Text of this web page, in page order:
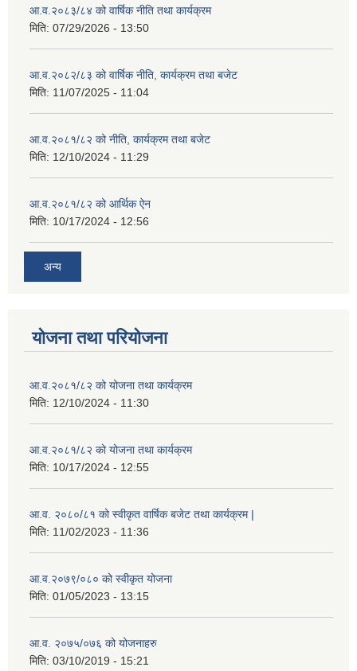
आ.व.२०८३/८४ को वार्षिक नीति तथा कार्यक्रम
मिति: 07/29/2026 - 13:50
आ.व.२०८२/८३ को वार्षिक नीति, कार्यक्रम तथा बजेट
मिति: 11/07/2025 - 11:04
आ.व.२०८१/८२ को नीति, कार्यक्रम तथा बजेट
मिति: 12/10/2024 - 11:29
आ.व.२०८१/८२ को आर्थिक ऐन
मिति: 10/17/2024 - 12:56
अन्य
योजना तथा परियोजना
आ.व.२०८१/८२ को योजना तथा कार्यक्रम
मिति: 12/10/2024 - 11:30
आ.व.२०८१/८२ को योजना तथा कार्यक्रम
मिति: 10/17/2024 - 12:55
आ.व. २०८०/८१ को स्वीकृत वार्षिक बजेट तथा कार्यक्रम |
मिति: 11/02/2023 - 11:36
आ.व.२०७९/०८० को स्वीकृत योजना
मिति: 01/05/2023 - 13:15
आ.व. २०७५/०७६ को योजनाहरु
मिति: 03/10/2019 - 15:21